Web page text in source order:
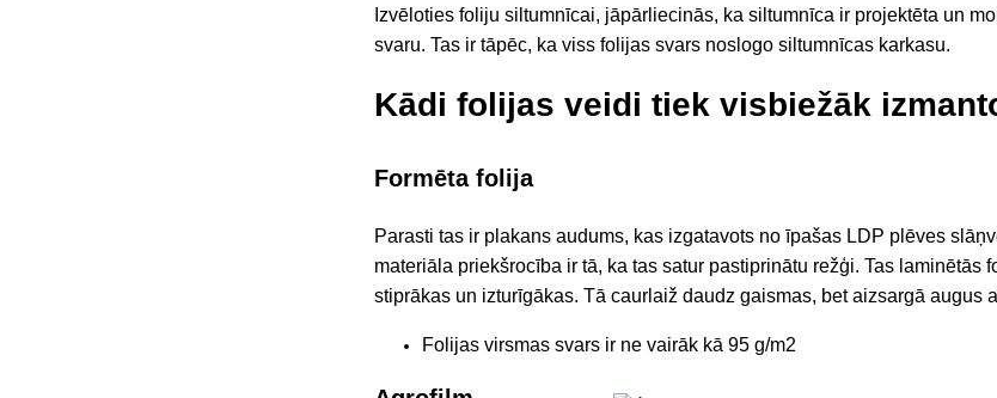
Izvēloties foliju siltumnīcai, jāpārliecinās, ka siltumnīca ir projektēta un
svaru. Tas ir tāpēc, ka viss folijas svars noslogo siltumnīcas karkasu.
Kādi folijas veidi tiek visbiežāk
Formēta folija
Parasti tas ir plakans audums, kas izgatavots no īpašas LDP plēves
materiāla priekšrocība ir tā, ka tas satur pastiprinātu režģi. Tas laminētās
stiprākas un izturīgākas. Tā caurlaiž daudz gaismas, bet aizsargā augus
Folijas virsmas svars ir ne vairāk kā 95 g/m2